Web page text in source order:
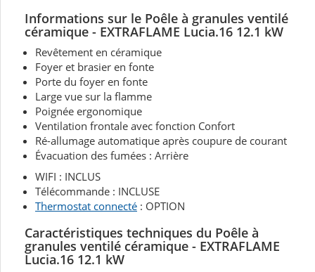
Informations sur le Poêle à granules ventilé
céramique - EXTRAFLAME Lucia.16 12.1 kW
Revêtement en céramique
Foyer et brasier en fonte
Porte du foyer en fonte
Large vue sur la flamme
Poignée ergonomique
Ventilation frontale avec fonction Confort
Ré-allumage automatique après coupure de courant
Évacuation des fumées : Arrière
WIFI : INCLUS
Télécommande : INCLUSE
Thermostat connecté : OPTION
Caractéristiques techniques du Poêle à
granules ventilé céramique - EXTRAFLAME
Lucia.16 12.1 kW